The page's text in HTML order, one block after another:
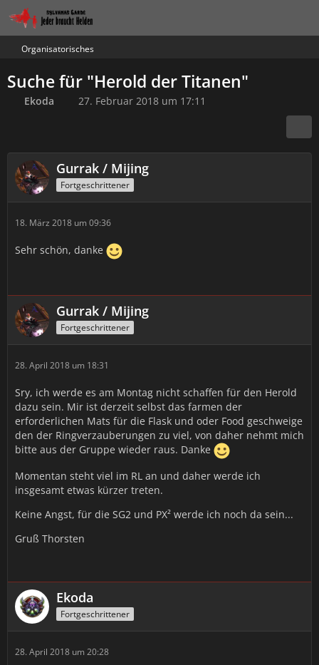
Organisatorisches
Suche für "Herold der Titanen"
Ekoda 27. Februar 2018 um 17:11
Gurrak / Mijing
Fortgeschrittener
18. März 2018 um 09:36
Sehr schön, danke
Gurrak / Mijing
Fortgeschrittener
28. April 2018 um 18:31
Sry, ich werde es am Montag nicht schaffen für den Herold
dazu sein. Mir ist derzeit selbst das farmen der
erforderlichen Mats für die Flask und oder Food geschweige
den der Ringverzauberungen zu viel, von daher nehmt mich
bitte aus der Gruppe wieder raus. Danke
Momentan steht viel im RL an und daher werde ich
insgesamt etwas kürzer treten.
Keine Angst, für die SG2 und PX² werde ich noch da sein...
Gruß Thorsten
Ekoda
Fortgeschrittener
28. April 2018 um 20:28